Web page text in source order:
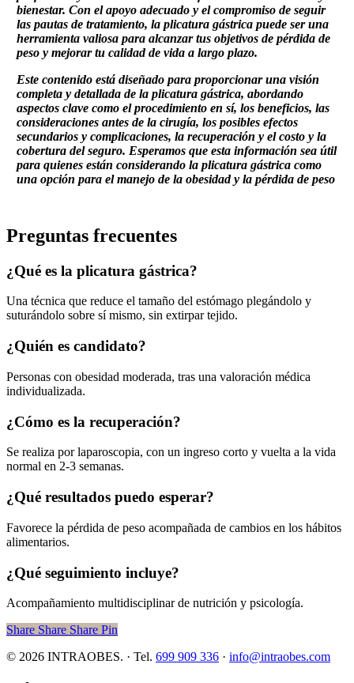
bienestar. Con el apoyo adecuado y el compromiso de seguir
las pautas de tratamiento, la plicatura gástrica puede ser una
herramienta valiosa para alcanzar tus objetivos de pérdida de
peso y mejorar tu calidad de vida a largo plazo.
Este contenido está diseñado para proporcionar una visión
completa y detallada de la plicatura gástrica, abordando
aspectos clave como el procedimiento en sí, los beneficios, las
consideraciones antes de la cirugía, los posibles efectos
secundarios y complicaciones, la recuperación y el costo y la
cobertura del seguro. Esperamos que esta información sea útil
para quienes están considerando la plicatura gástrica como
una opción para el manejo de la obesidad y la pérdida de peso
Preguntas frecuentes
¿Qué es la plicatura gástrica?
Una técnica que reduce el tamaño del estómago plegándolo y
suturándolo sobre sí mismo, sin extirpar tejido.
¿Quién es candidato?
Personas con obesidad moderada, tras una valoración médica
individualizada.
¿Cómo es la recuperación?
Se realiza por laparoscopia, con un ingreso corto y vuelta a la vida
normal en 2-3 semanas.
¿Qué resultados puedo esperar?
Favorece la pérdida de peso acompañada de cambios en los hábitos
alimentarios.
¿Qué seguimiento incluye?
Acompañamiento multidisciplinar de nutrición y psicología.
Share Share Share Pin
© 2026 INTRAOBES. · Tel. 699 909 336 · info@intraobes.com